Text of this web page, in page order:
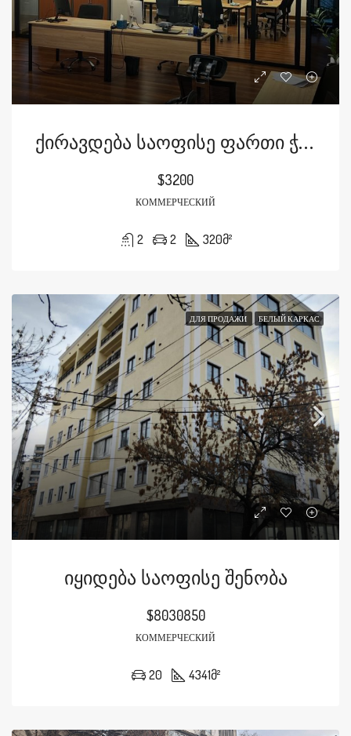
Ქირავდება Საოფისე Ფართი Ჭავჭავაძის Გამზირზე
$3200
КОММЕРЧЕСКИЙ
2 2 320მ²
ДЛЯ ПРОДАЖИ БЕЛЫЙ КАРКАС
Იყიდება Საოფისე Შენობა
$8030850
КОММЕРЧЕСКИЙ
20 4341მ²